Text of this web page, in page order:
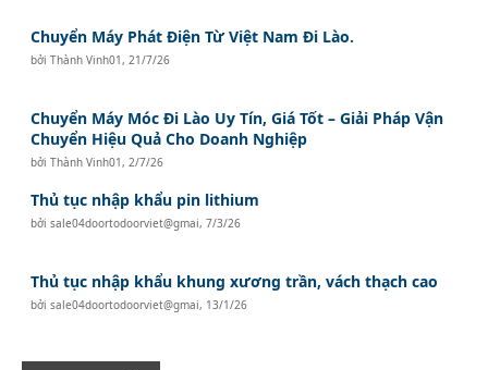
Chuyển Máy Phát Điện Từ Việt Nam Đi Lào.
bởiThành Vinh01 , 21/7/26
Chuyển Máy Móc Đi Lào Uy Tín, Giá Tốt – Giải Pháp Vận
Chuyển Hiệu Quả Cho Doanh Nghiệp
bởiThành Vinh01 , 2/7/26
Thủ tục nhập khẩu pin lithium
bởisale04doortodoorviet@gmai,7/3/26
Thủ tục nhập khẩu khung xương trần, vách thạch cao
bởisale04doortodoorviet@gmai, 13/1/26